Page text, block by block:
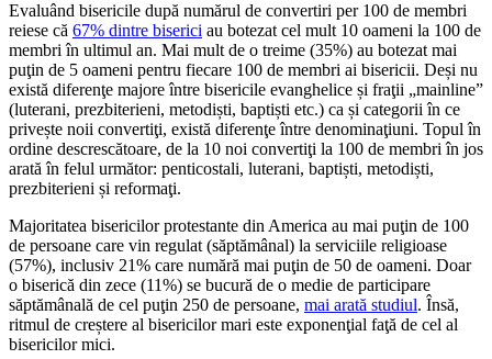
Evaluând bisericile după numărul de convertiri per 100 de membri
reiese că 67% dintre biserici au botezat cel mult 10 oameni la 100 de
membri în ultimul an. Mai mult de o treime (35%) au botezat mai
puţin de 5 oameni pentru fiecare 100 de membri ai bisericii. Deși nu
există diferenţe majore între bisericile evanghelice și fraţii „mainline”
(luterani, prezbiterieni, metodiști, baptiști etc.) ca și categorii în ce
privește noii convertiţi, există diferenţe între denominaţiuni. Topul în
ordine descrescătoare, de la 10 noi convertiţi la 100 de membri în jos
arată în felul următor: penticostali, luterani, baptiști, metodiști,
prezbiterieni și reformaţi.
Majoritatea bisericilor protestante din America au mai puţin de 100
de persoane care vin regulat (săptămânal) la serviciile religioase
(57%), inclusiv 21% care numără mai puţin de 50 de oameni. Doar
o biserică din zece (11%) se bucură de o medie de participare
săptămânală de cel puţin 250 de persoane, mai arată studiul. Însă,
ritmul de creștere al bisericilor mari este exponenţial faţă de cel al
bisericilor mici.